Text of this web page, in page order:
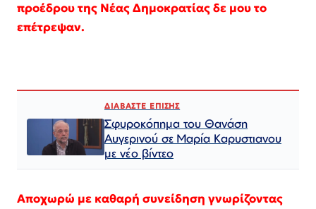
προέδρου της Νέας Δημοκρατίας δε μου το
επέτρεψαν.
ΔΙΑΒΑΣΤΕ ΕΠΙΣΗΣ
Σφυροκόπημα του Θανάση
Αυγερινού σε Μαρία Καρυστιανου
με νέο βίντεο
Αποχωρώ με καθαρή συνείδηση γνωρίζοντας